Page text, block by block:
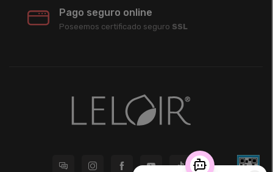
Pago seguro online
Poseemos certificado seguro SSL